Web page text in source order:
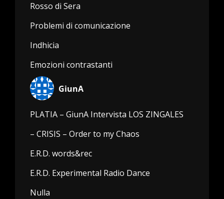
Rosso di Sera
Problemi di comunicazione
Indhicia
Emozioni contrastanti
GiunA
PLATIA – GiunA Intervista LOS ZINGALES
– CRISIS – Order to my Chaos
E.R.D. words&rec
E.R.D. Experimental Radio Dance
Nulla